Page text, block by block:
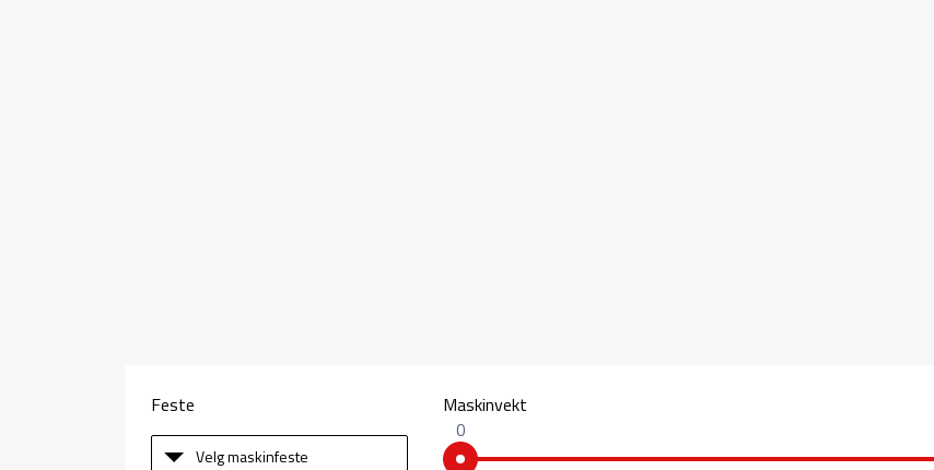
Feste
Velg maskinfeste
Maskinvekt
0